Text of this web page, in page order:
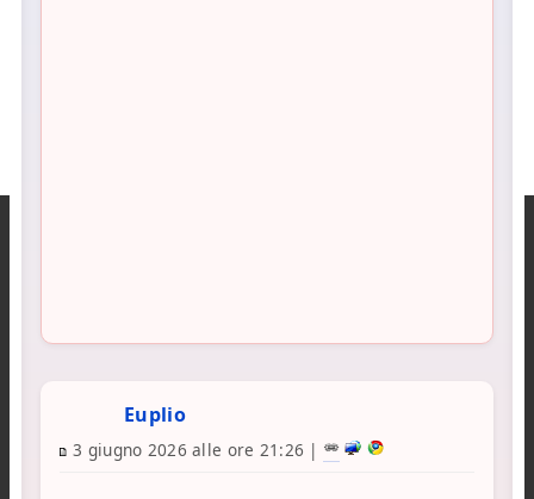
Euplio
3 giugno 2026 alle ore 21:26 |